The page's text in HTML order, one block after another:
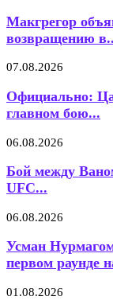
Макгрегор
возвращению
07.08.2026
Официально:
главном бою...
06.08.2026
Бой между
UFC...
06.08.2026
Усман
первом раунде
01.08.2026